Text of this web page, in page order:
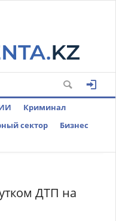
Криминал
сектор
Бизнес
ДТП на